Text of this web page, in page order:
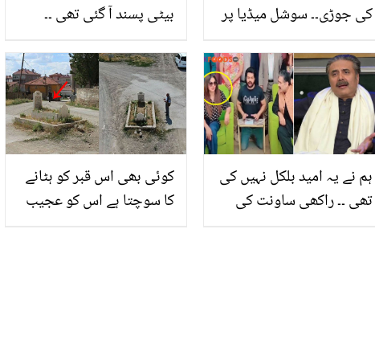
بیٹی پسند آ گئی تھی ۔۔
بیٹی کا رشتہ کیسے طے ہوا؟
کی جوڑی۔۔ سوشل میڈیا پر
کوئی بھی اس قبر کو ہٹانے
کا سوچتا ہے اس کو عجیب
ہم نے یہ امید بلکل نہیں کی
تھی ۔۔ راکھی ساونت کی